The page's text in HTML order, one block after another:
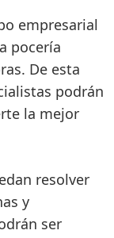
empresarial
pocería
De esta
podrán
la mejor
resolver
y
ser